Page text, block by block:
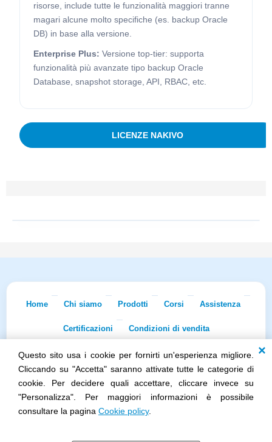
Questo sito usa i cookie per fornirti un'esperienza migliore.
Cliccando su "Accetta" saranno attivate tutte le categorie di
cookie. Per decidere quali accettare, cliccare invece su
"Personalizza". Per maggiori informazioni è possibile
consultare la pagina Cookie policy.
risorse, include tutte le funzionalità maggiori tranne
magari alcune molto specifiche (es. backup Oracle
DB) in base alla versione.
Enterprise Plus: Versione top-tier: supporta
funzionalità più avanzate tipo backup Oracle
Database, snapshot storage, API, RBAC, etc.
LICENZE NAKIVO
Home Chi siamo Prodotti Corsi Assistenza
Certificazioni Condizioni di vendita
Econnet s.r.l. · Sede Legale: Via Dei Lapidari 20/B · 40129 Bologna · Tel.
051/5873322· Fax 051/7456973 · iscr. REA BO-0481011 · P.IVA
Società soggetta all'attività di direzione e coordinamento di Skillworks
Holding s.r.l. · Sede Legale: Via Vittorio Emanuele II 28 · Roncadelle (BS)
- C.F. 04151440981